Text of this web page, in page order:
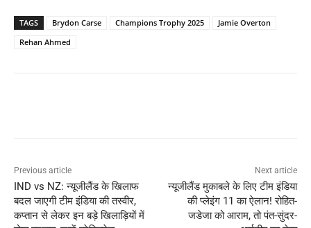
TAGS Brydon Carse Champions Trophy 2025
Jamie Overton
Rehan Ahmed
Previous article
IND vs NZ: न्यूजीलैंड के खिलाफ
बदल जाएगी टीम इंडिया की तस्वीर,
कप्तान से लेकर इन बड़े खिलाड़ियों में
Next article
न्यूजीलैंड मुकाबले के लिए टीम इंडिया
की प्लेइंग 11 का ऐलान! रोहित-
जडेजा को आराम, तो पंत-सुंदर-